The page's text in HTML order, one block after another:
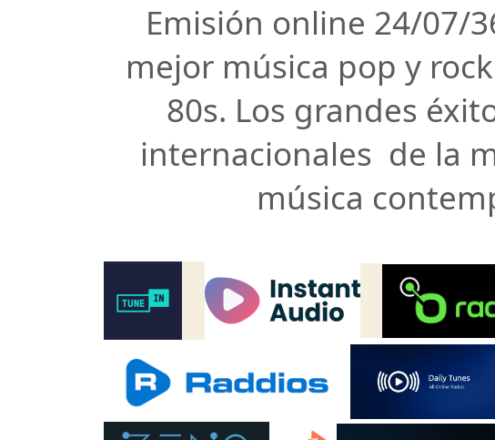
Emisión online 24/07/
mejor música pop y
80s. Los grandes
internacionales de la
música